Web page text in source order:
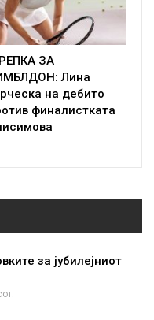
ЗА
Лина
на дебито
финалистката
за јубилејниот